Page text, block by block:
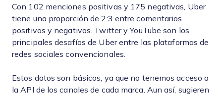
Con 102 menciones positivas y 175 negativas, Uber
tiene una proporción de 2:3 entre comentarios
positivos y negativos. Twitter y YouTube son los
principales desafíos de Uber entre las plataformas de
redes sociales convencionales.
Estos datos son básicos, ya que no tenemos acceso a
la API de los canales de cada marca. Aun así, sugieren